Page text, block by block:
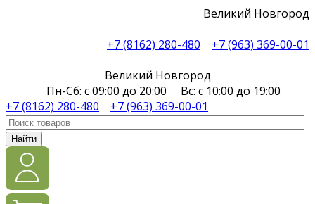
Великий Новгород
+7 (8162) 280-480
+7 (963) 369-00-01
Великий Новгород
Пн-Сб: с 09:00 до 20:00 Вс: с 10:00 до 19:00
+7 (8162) 280-480
+7 (963) 369-00-01
Найти